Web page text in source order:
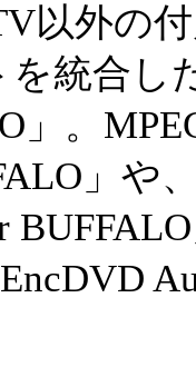
以外の
統合し
」。
」や